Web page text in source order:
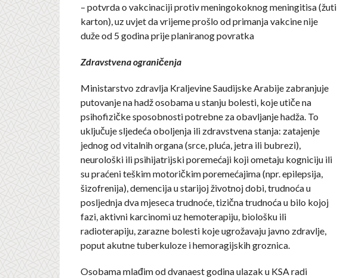
– potvrda o vakcinaciji protiv meningokoknog meningitisa (žuti
karton), uz uvjet da vrijeme prošlo od primanja vakcine nije
duže od 5 godina prije planiranog povratka
Zdravstvena ograničenja
Ministarstvo zdravlja Kraljevine Saudijske Arabije zabranjuje
putovanje na hadž osobama u stanju bolesti, koje utiče na
psihofizičke sposobnosti potrebne za obavljanje hadža. To
uključuje sljedeća oboljenja ili zdravstvena stanja: zatajenje
jednog od vitalnih organa (srce, pluća, jetra ili bubrezi),
neurološki ili psihijatrijski poremećaji koji ometaju kogniciju ili
su praćeni teškim motoričkim poremećajima (npr. epilepsija,
šizofrenija), demencija u starijoj životnoj dobi, trudnoća u
posljednja dva mjeseca trudnoće, tizična trudnoća u bilo kojoj
fazi, aktivni karcinomi uz hemoterapiju, biološku ili
radioterapiju, zarazne bolesti koje ugrožavaju javno zdravlje,
poput akutne tuberkuloze i hemoragijskih groznica.
Osobama mlađim od dvanaest godina ulazak u KSA radi